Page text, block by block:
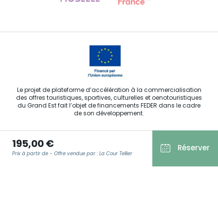
195,00 €
Prix à partir de - Offre vendue par : La Cour Tellier Réserver
Le projet de plateforme d’accélération à la commercialisation
des offres touristiques, sportives, culturelles et oenotouristiques
du Grand Est fait l’objet de financements FEDER dans le cadre
de son développement.
Agence Régionale du Tourisme Grand Est ©2026 - Tous droits